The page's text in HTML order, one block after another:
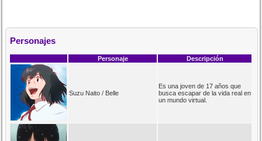
Personajes
Personaje Descripción
Suzu Naito / Belle
Es una joven de 17 años que
busca escapar de la vida real en
un mundo virtual.